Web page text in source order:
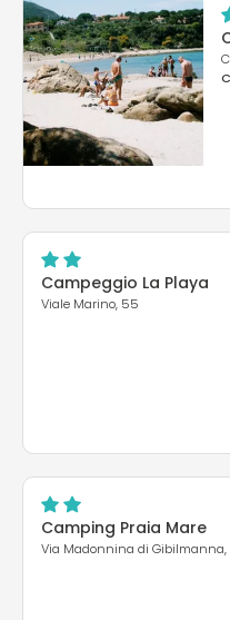
Campeggio La Playa
Viale Marino, 55
Camping Praia Mare
Via Madonnina di Gibilmanna,